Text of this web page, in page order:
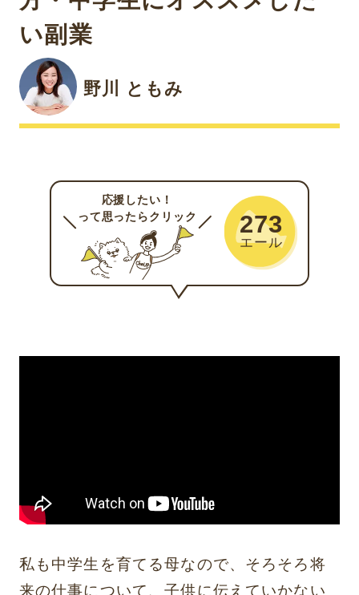
い副業
野川 ともみ
応援したい！
って思ったらクリック
273
エール
私も中学生を育てる母なので、そろそろ将
来の仕事について、子供に伝えていかない